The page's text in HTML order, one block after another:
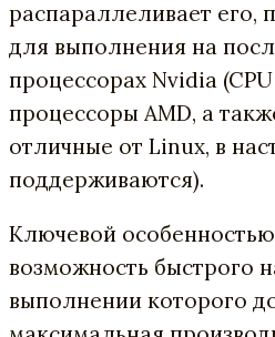
распараллеливает его,
для выполнения на
процессорах Nvidia
процессоры AMD, а
отличные от Linux, в
поддерживаются).
Ключевой
возможность быстрого
выполнении которого